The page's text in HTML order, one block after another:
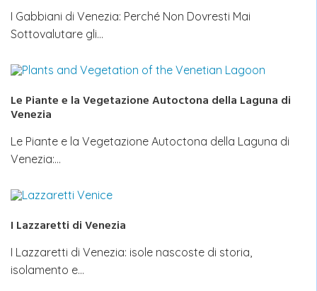
I Gabbiani di Venezia: Perché Non Dovresti Mai
Sottovalutare gli…
Le Piante e la Vegetazione Autoctona della Laguna di
Venezia
Le Piante e la Vegetazione Autoctona della Laguna di
Venezia:…
I Lazzaretti di Venezia
I Lazzaretti di Venezia: isole nascoste di storia,
isolamento e…